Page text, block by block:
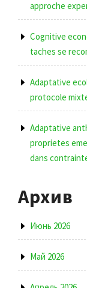
approche
Cognitive
taches se
Adaptative
protocole
Adaptative
proprietes
dans
Архив
Июнь 2026
Май 2026